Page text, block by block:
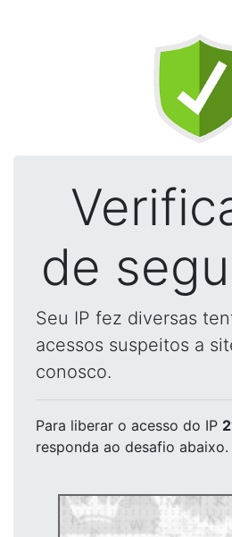
de
Seu IP fez diversas
acessos suspeitos a
conosco.
Para liberar o acesso do IP
responda ao desafio abaixo.